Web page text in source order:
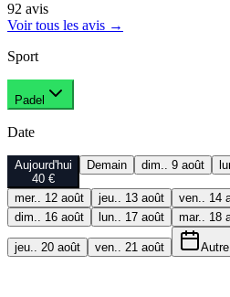
92 avis
Voir tous les avis →
Sport
Padel
Date
Aujourd'hui
40 €
Demain dim.. 9 août
mer.. 12 août jeu.. 13 août ven.. 14
dim.. 16 août
lun.. 17 août mar.. 18
jeu.. 20 août ven.. 21 août